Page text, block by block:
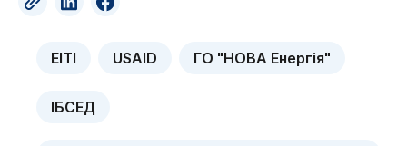
EITI USAID ГО "НОВА Енергія"
ІБСЕД